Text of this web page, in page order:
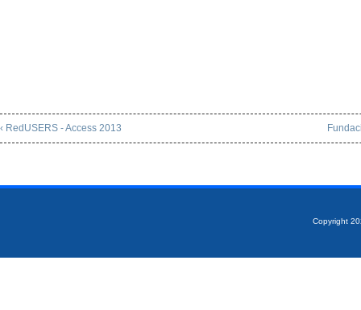
‹ RedUSERS - Access 2013
Copyright